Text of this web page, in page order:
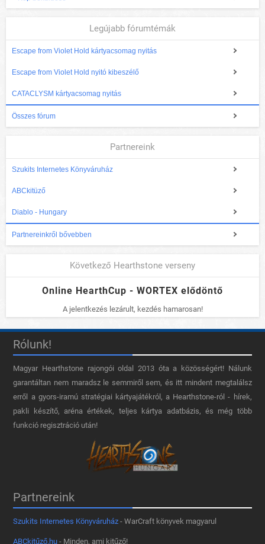
Legújabb fórumtémák
Escape from Violet Hold kártyacsomag nyitás
Escape from Violet Hold nyitó kibeszélő
CATACLYSM kártyacsomag nyitás
Összes fórum
Partnereink
Szukits Internetes Könyváruház
ABCkitüző
Diablo - Hungary
Partnereinkről bővebben
Következő Hearthstone verseny
Online HearthCup - WORTEX elődöntő
A jelentkezés lezárult, kezdés hamarosan!
Rólunk!
Magyar Hearthstone​ rajongói oldal 2013 óta a közösségért! Nálunk
garantáltan nem maradsz le semmiről sem, és itt mindent megtalálsz
erről a gyors-iramú stratégiai kártyajátékról, a Hearthstone-ról - hírek,
pakli készítő, aréna értékek, teljes kártya adatbázis, és még több
funkció regisztráció után!
Partnereink
Szukits Internetes Könyváruház - WarCraft könyvek magyarul
ABCkitűző.hu - Minden, ami kitűző!